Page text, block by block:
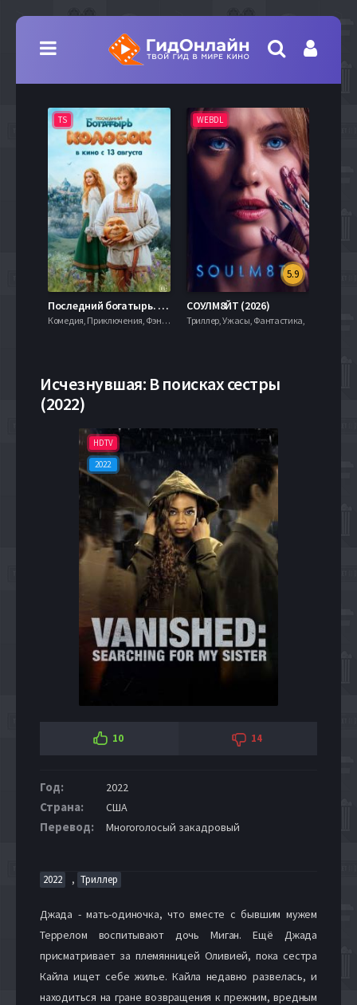
TS
Последний богатырь. Колобок (2026)
Комедия, Приключения, Фэнтези,
WEBDL
5.9
СОУЛМ8ЙТ (2026)
Триллер, Ужасы, Фантастика,
Исчезнувшая: В поисках сестры
(2022)
HDTV
2022
10 14
Год: 2022
Страна: США
Перевод: Многоголосый закадровый
2022 , Триллер
Джада - мать-одиночка, что вместе с бывшим мужем
Террелом воспитывают дочь Миган. Ещё Джада
присматривает за племянницей Оливией, пока сестра
Кайла ищет себе жилье. Кайла недавно развелась, и
находиться на гране возвращения к прежним, вредным